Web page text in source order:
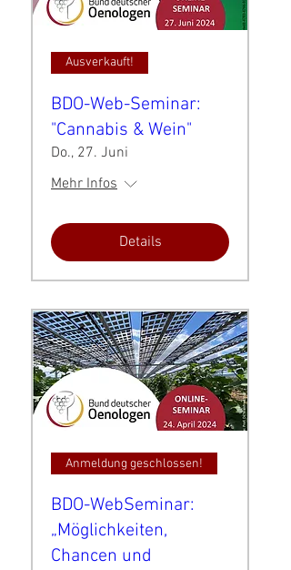
Ausverkauft!
BDO-Web-Seminar:
"Cannabis & Wein"
Do., 27. Juni
Mehr Infos
Details
Anmeldung geschlossen!
BDO-WebSeminar:
„Möglichkeiten,
Chancen und